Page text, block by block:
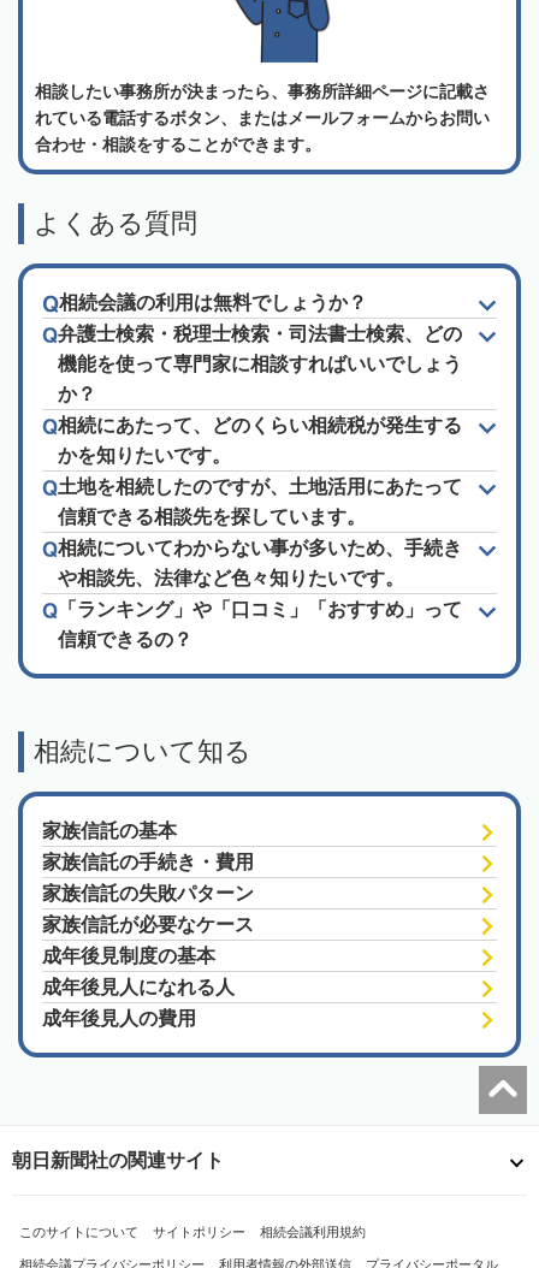
相談したい事務所が決まったら、事務所詳細ページに記載さ
れている電話するボタン、またはメールフォームからお問い
合わせ・相談をすることができます。
よくある質問
相続会議の利用は無料でしょうか？
弁護士検索・税理士検索・司法書士検索、どの
機能を使って専門家に相談すればいいでしょう
か？
相続にあたって、どのくらい相続税が発生する
かを知りたいです。
土地を相続したのですが、土地活用にあたって
信頼できる相談先を探しています。
相続についてわからない事が多いため、手続き
や相談先、法律など色々知りたいです。
「ランキング」や「口コミ」「おすすめ」って
信頼できるの？
相続について知る
家族信託の基本
家族信託の手続き・費用
家族信託の失敗パターン
家族信託が必要なケース
成年後見制度の基本
成年後見人になれる人
成年後見人の費用
朝日新聞社の関連サイト
このサイトについて サイトポリシー 相続会議利用規約
相続会議プライバシーポリシー 利用者情報の外部送信 プライバシーポータル